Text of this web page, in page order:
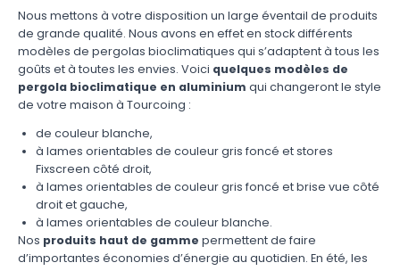
Nous mettons à votre disposition un large éventail de produits
de grande qualité. Nous avons en effet en stock différents
modèles de pergolas bioclimatiques qui s’adaptent à tous les
goûts et à toutes les envies. Voici quelques modèles de
pergola bioclimatique en aluminium qui changeront le style
de votre maison à Tourcoing :
de couleur blanche,
à lames orientables de couleur gris foncé et stores
Fixscreen côté droit,
à lames orientables de couleur gris foncé et brise vue côté
droit et gauche,
à lames orientables de couleur blanche.
Nos produits haut de gamme permettent de faire
d’importantes économies d’énergie au quotidien. En été, les